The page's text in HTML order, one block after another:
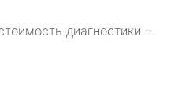
диагностики –